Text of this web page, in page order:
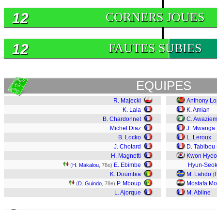
CORNERS JOUES
12
FAUTES SUBIES
12
EQUIPES
R. Majecki
K. Lala
B. Chardonnet
Michel Diaz
B. Locko
J. Chotard
H. Magnetti
(H. Makalou , 78e) E. Ebimbe
K. Doumbia
(D. Guindo , 78e) P. Mboup
L. Ajorque
Anthony
K. Amian
C. Awaziem
J. Mwanga
L. Leroux
D. Tabibou
Kwon
Hyun-
M. Lahdo (
Mostafa
M. Abline